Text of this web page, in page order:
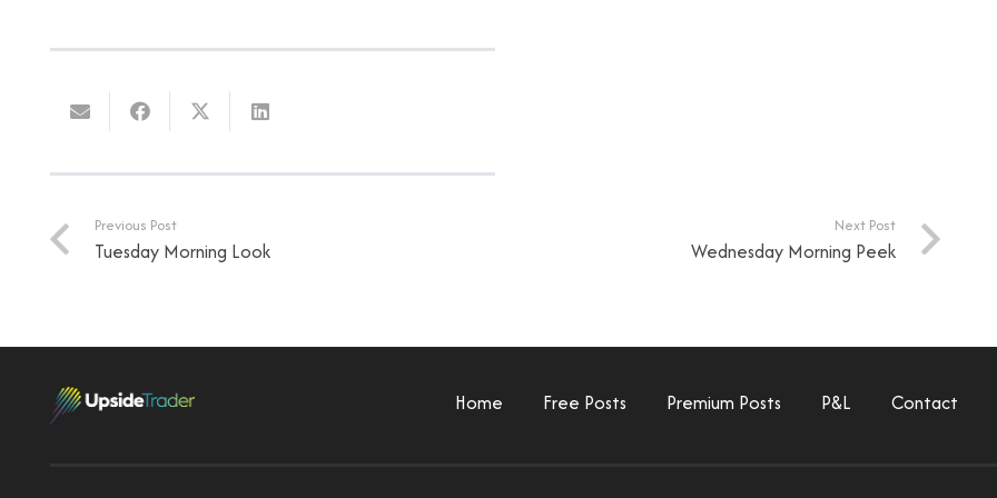
Previous Post
Tuesday Morning Look
Next Post
Wednesday Morning Peek
Home Free Posts Premium Posts P&L Contact